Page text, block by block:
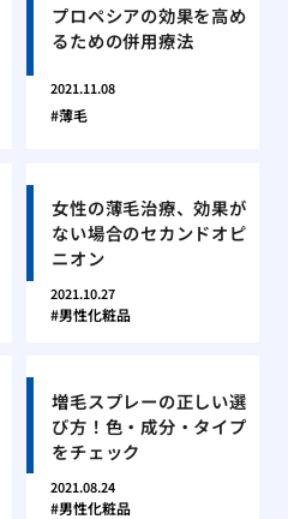
プロペシアの効果を高め
るための併用療法
2021.11.08
薄毛
女性の薄毛治療、効果が
ない場合のセカンドオピ
ニオン
2021.10.27
男性化粧品
増毛スプレーの正しい選
び方！色・成分・タイプ
をチェック
2021.08.24
男性化粧品